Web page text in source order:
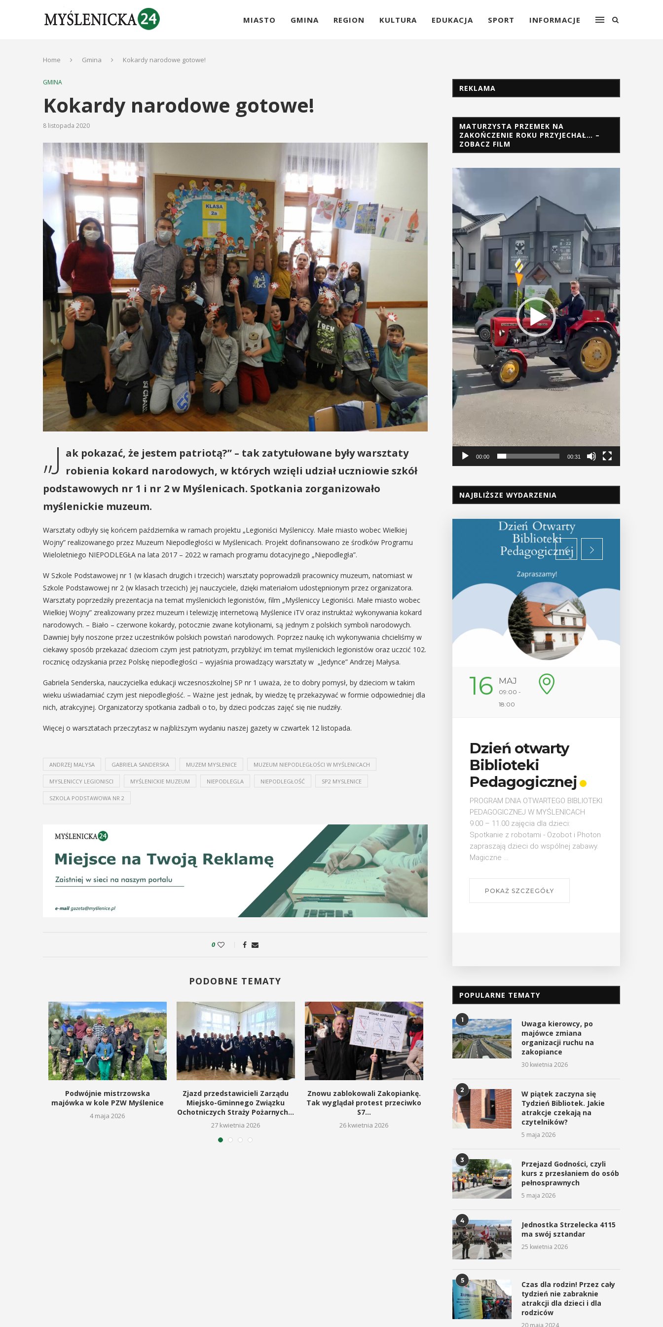
MIASTO GMINA REGION KULTURA EDUKACJA SPORT INFORMACJE
Home Gmina Kokardy narodowe gotowe!
GMINA
Kokardy narodowe gotowe!
8 listopada 2020
„J ak pokazać, że jestem patriotą?” – tak zatytułowane były warsztaty
robienia kokard narodowych, w których wzięli udział uczniowie szkół
podstawowych nr 1 i nr 2 w Myślenicach. Spotkania zorganizowało
myślenickie muzeum.
Warsztaty odbyły się końcem października w ramach projektu „Legioniści Myśleniccy. Małe miasto wobec Wielkiej
Wojny” realizowanego przez Muzeum Niepodległości w Myślenicach. Projekt dofinansowano ze środków Programu
Wieloletniego NIEPODLEGŁA na lata 2017 – 2022 w ramach programu dotacyjnego „Niepodległa”.
W Szkole Podstawowej nr 1 (w klasach drugich i trzecich) warsztaty poprowadzili pracownicy muzeum, natomiast w
Szkole Podstawowej nr 2 (w klasach trzecich) jej nauczyciele, dzięki materiałom udostępnionym przez organizatora.
Warsztaty poprzedziły prezentacja na temat myślenickich legionistów, film „Myśleniccy Legioniści. Małe miasto wobec
Wielkiej Wojny” zrealizowany przez muzeum i telewizję internetową Myślenice iTV oraz instruktaż wykonywania kokard
narodowych. – Biało – czerwone kokardy, potocznie zwane kotylionami, są jednym z polskich symboli narodowych.
Dawniej były noszone przez uczestników polskich powstań narodowych. Poprzez naukę ich wykonywania chcieliśmy w
ciekawy sposób przekazać dzieciom czym jest patriotyzm, przybliżyć im temat myślenickich legionistów oraz uczcić 102.
rocznicę odzyskania przez Polskę niepodległości – wyjaśnia prowadzący warsztaty w „Jedynce” Andrzej Małysa.
Gabriela Senderska, nauczycielka edukacji wczesnoszkolnej SP nr 1 uważa, że to dobry pomysł, by dzieciom w takim
wieku uświadamiać czym jest niepodległość. – Ważne jest jednak, by wiedzę tę przekazywać w formie odpowiedniej dla
nich, atrakcyjnej. Organizatorzy spotkania zadbali o to, by dzieci podczas zajęć się nie nudziły.
Więcej o warsztatach przeczytasz w najbliższym wydaniu naszej gazety w czwartek 12 listopada.
ANDRZEJ MALYSA GABRIELA SANDERSKA MUZEM MYSLENICE MUZEUM NIEPODLEGŁOŚCI W MYŚLENICACH
MYSLENICCY LEGIONISCI MYŚLENICKIE MUZEUM NIEPODLEGLA NIEPODLEGŁOŚĆ SP2 MYSLENICE
SZKOLA PODSTAWOWA NR 2
0
PODOBNE TEMATY
Podwójnie mistrzowska
majówka w kole PZW Myślenice
4 maja 2026
Zjazd przedstawicieli Zarządu
Miejsko-Gminnego Związku
Ochotniczych Straży Pożarnych...
27 kwietnia 2026
Znowu zablokowali Zakopiankę.
Tak wyglądał protest przeciwko
S7...
26 kwietnia 2026
„Zarzecze” z nowym
oświetleniem
21 kwietnia 2026
Rusza nabór wniosków
kolejnej edycji
REKLAMA
MATURZYSTA PRZEMEK NA
ZAKOŃCZENIE ROKU PRZYJECHAŁ… –
ZOBACZ FILM
Odtwarzacz
video
00:00 00:31
NAJBLIŻSZE WYDARZENIA
29
SIERPIEŃ
V Turniej
Myślimira.
Mieszczanie i
sierpnia w Myślenicach odbędzie się
piąta edycja Turnieju Myślimira.
Wydarzenie organizowane przez
odbędzie się na ...
12 MAJ
16:00 - 17:30
Jaworniku
zaopatrując się w naturalne kosmetyki
wykonane własnoręcznie. Uuczestnicy
będą proszeni o przyniesienie
słoiczków ...
POKAŻ SZCZEGÓŁY
16
09:00 -
Dzień otwarty
Pedagogicznej
PROGRAM DNIA OTWARTEGO BIBLIOTEKI
PEDAGOGICZNEJ W MYŚLENICACH
9.00 – 11.00 zajęcia dla dzieci:
Spotkanie z robotami - Ozobot i Photon
zapraszają dzieci do wspólnej zabawy.
Magiczne ...
Plenerówka
Zapraszamy młodzież na
POKAŻ SZCZEGÓŁY
POPULARNE TEMATY
1
Uwaga kierowcy, po
majówce zmiana
organizacji ruchu na
zakopiance
30 kwietnia 2026
2
W piątek zaczyna się
Tydzień Bibliotek. Jakie
atrakcje czekają na
czytelników?
5 maja 2026
3
Przejazd Godności, czyli
kurs z przesłaniem do osób
pełnosprawnych
5 maja 2026
4
Jednostka Strzelecka 4115
ma swój sztandar
25 kwietnia 2026
5
Czas dla rodzin! Przez cały
tydzień nie zabraknie
atrakcji dla dzieci i dla
rodziców